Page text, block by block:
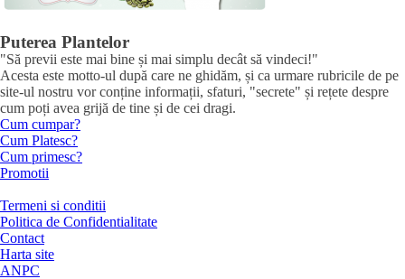
Puterea Plantelor
"Să previi este mai bine și mai simplu decât să vindeci!"
Acesta este motto-ul după care ne ghidăm, și ca urmare rubricile de pe
site-ul nostru vor conține informații, sfaturi, "secrete" și rețete despre
cum poți avea grijă de tine și de cei dragi.
Cum cumpar?
Cum Platesc?
Cum primesc?
Promotii
Termeni si conditii
Politica de Confidentialitate
Contact
Harta site
ANPC